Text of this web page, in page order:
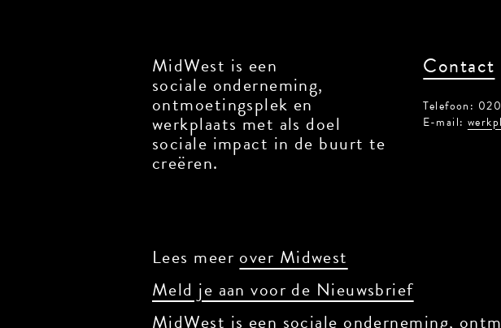
MidWest is een
sociale onderneming,
ontmoetingsplek en
werkplaats met als doel
sociale impact in de buurt te
creëren.
Contact
Telefoon:
E-mail:
Lees meer over Midwest
Meld je aan voor de Nieuwsbrief
MidWest is een sociale onderneming,